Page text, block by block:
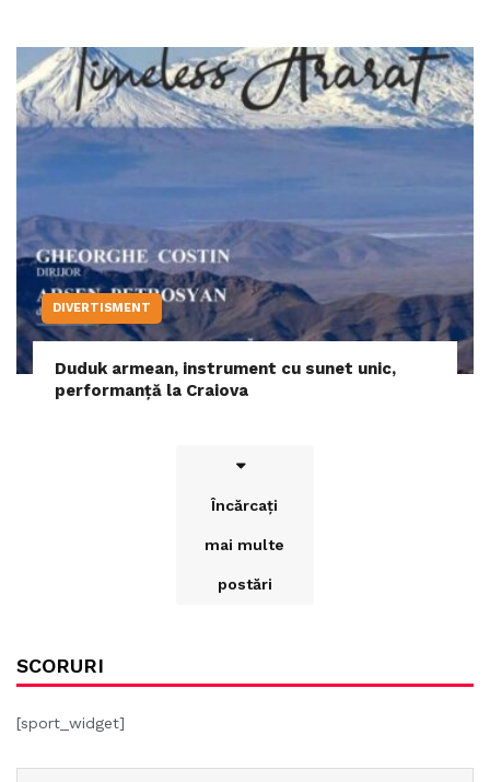
DIVERTISMENT
Duduk armean, instrument cu sunet unic,
performanță la Craiova
Încărcați
mai multe
postări
SCORURI
[sport_widget]